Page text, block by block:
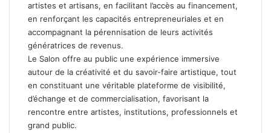
artistes et artisans, en facilitant l’accès au financement,
en renforçant les capacités entrepreneuriales et en
accompagnant la pérennisation de leurs activités
génératrices de revenus.
Le Salon offre au public une expérience immersive
autour de la créativité et du savoir-faire artistique, tout
en constituant une véritable plateforme de visibilité,
d’échange et de commercialisation, favorisant la
rencontre entre artistes, institutions, professionnels et
grand public.